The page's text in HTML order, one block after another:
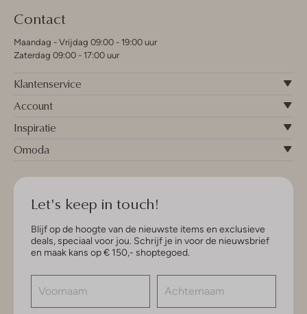
Contact
Maandag - Vrijdag 09:00 - 19:00 uur
Zaterdag 09:00 - 17:00 uur
Klantenservice
Account
Inspiratie
Omoda
Let's keep in touch!
Blijf op de hoogte van de nieuwste items en exclusieve
deals, speciaal voor jou. Schrijf je in voor de nieuwsbrief
en maak kans op € 150,- shoptegoed.